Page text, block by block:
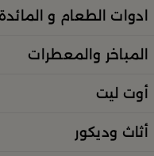
تسوقي أدوات
إذا كنتِ تبحثين عن أدوات
خاص، فستجدين كل ما
الأنيقة إلى أرفف
لمسات فاخرة في كل مناسبة.
الرئيسي:تسوّقي أدوات
ادوات الطعام و المائدة
المباخر والمعطرات
أوت ليت
أثاث وديكور